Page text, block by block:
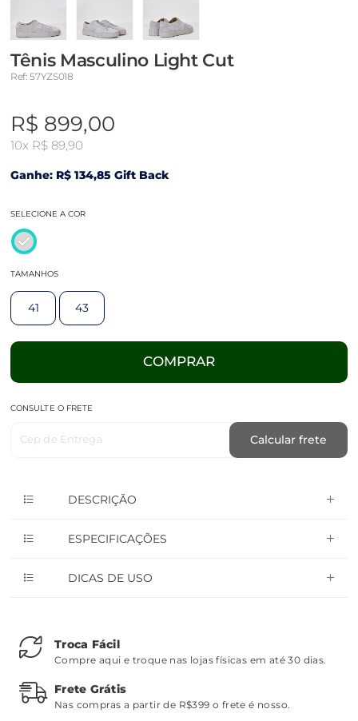
Tênis Masculino Light Cut
Ref: 57YZS018
R$ 899,00
10x R$ 89,90
Ganhe: R$ 134,85 Gift Back
SELECIONE A COR
TAMANHOS
41 43
COMPRAR
CONSULTE O FRETE
Cep de Entrega Calcular frete
DESCRIÇÃO
ESPECIFICAÇÕES
DICAS DE USO
Troca Fácil
Compre aqui e troque nas lojas físicas em até 30 dias.
Frete Grátis
Nas compras a partir de R$399 o frete é nosso.